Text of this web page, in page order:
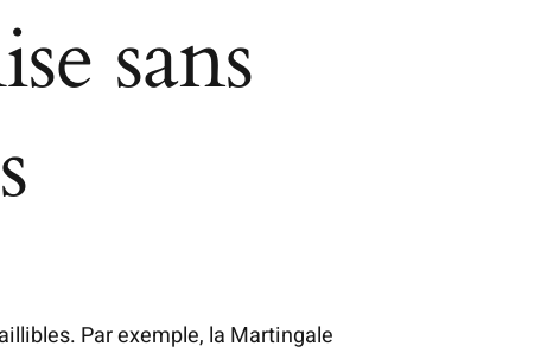
sans
Par exemple, la Martingale